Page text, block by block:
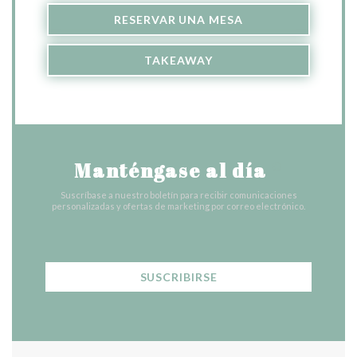
RESERVAR UNA MESA
TAKEAWAY
Manténgase al día
Suscríbase a nuestro boletín para recibir comunicaciones
personalizadas y ofertas de marketing por correo electrónico.
SUSCRIBIRSE